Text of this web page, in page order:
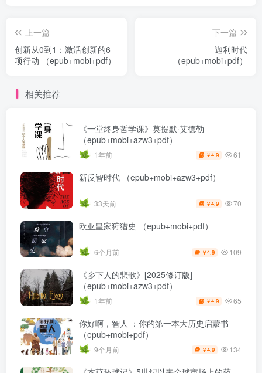
上一篇
创新从0到1：激活创新的6
项行动 （epub+mobi+pdf）
下一篇
迦利时代
（epub+mobi+pdf）
相关推荐
《一堂终身哲学课》莫提默·艾德勒
（epub+mobi+azw3+pdf）
1年前 ￥4.9 61
新反智时代 （epub+mobi+azw3+pdf）
33天前 ￥4.9 70
欧亚皇家狩猎史 （epub+mobi+pdf）
6个月前 ￥4.9 109
《乡下人的悲歌》[2025修订版]
（epub+mobi+azw3+pdf）
1年前 ￥4.9 65
你好啊，智人 ：你的第一本大历史启蒙书
（epub+mobi+pdf）
9个月前 ￥4.9 134